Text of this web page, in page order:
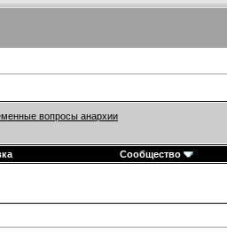
вопросы анархии
Сообщество